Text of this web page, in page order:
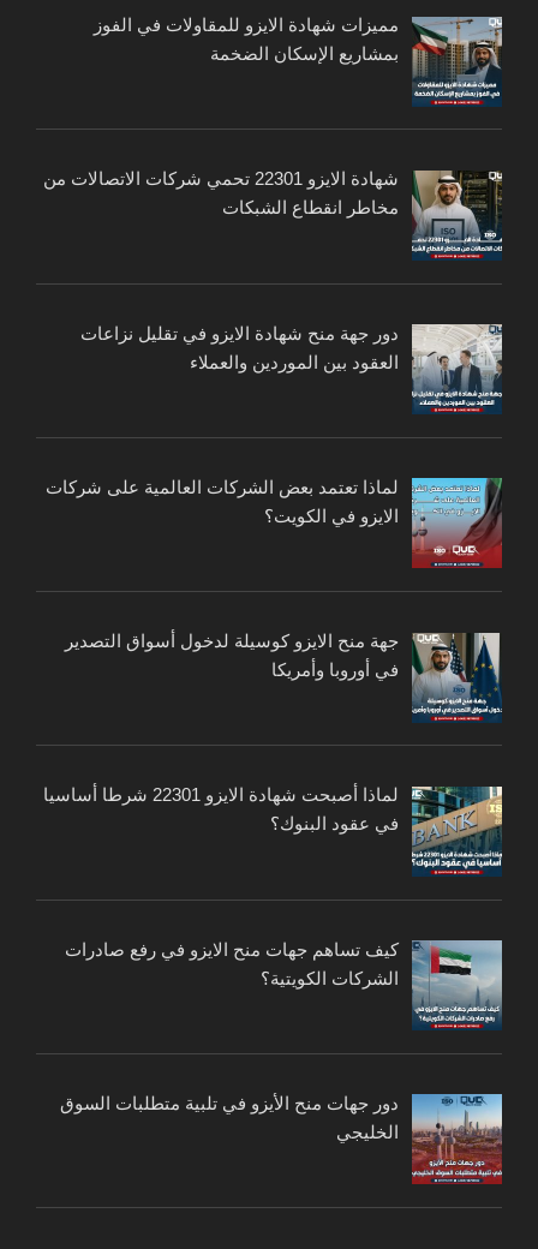
مميزات شهادة الايزو للمقاولات في الفوز
بمشاريع الإسكان الضخمة
شهادة الايزو 22301 تحمي شركات الاتصالات من
مخاطر انقطاع الشبكات
دور جهة منح شهادة الايزو في تقليل نزاعات
العقود بين الموردين والعملاء
لماذا تعتمد بعض الشركات العالمية على شركات
الايزو في الكويت؟
جهة منح الايزو كوسيلة لدخول أسواق التصدير
في أوروبا وأمريكا
لماذا أصبحت شهادة الايزو 22301 شرطا أساسيا
في عقود البنوك؟
كيف تساهم جهات منح الايزو في رفع صادرات
الشركات الكويتية؟
دور جهات منح الأيزو في تلبية متطلبات السوق
الخليجي